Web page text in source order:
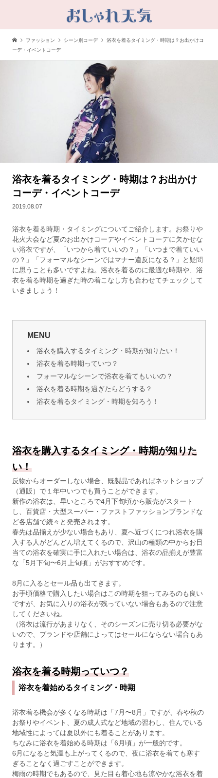
ファッション シーン別コーデ
浴衣を着るタイミング・時期は？お出かけコ
ーデ・イベントコーデ
浴衣を着るタイミング・時期は？お出かけ
コーデ・イベントコーデ
2019.08.07
浴衣を着る時期・タイミングについてご紹介します。お祭りや
花火大会など夏のお出かけコーデやイベントコーデに欠かせな
い浴衣ですが、「いつから着ていいの？」「いつまで着ていい
の？」「フォーマルなシーンではマナー違反になる？」と疑問
に思うことも多いですよね。浴衣を着るのに最適な時期や、浴
衣を着る時期を過ぎた時の着こなし方も合わせてチェックして
いきましょう！
MENU
浴衣を購入するタイミング・時期が知りたい！
浴衣を着る時期っていつ？
フォーマルなシーンで浴衣を着てもいいの？
浴衣を着る時期を過ぎたらどうする？
浴衣を着るタイミング・時期を知ろう！
浴衣を購入するタイミング・時期が知りた
い！
反物からオーダーしない場合、既製品であればネットショップ
（通販）で１年中いつでも買うことができます。
新作の浴衣は、早いところで4月下旬頃から販売がスタート
し、百貨店・大型スーパー・ファストファッションブランドな
ど各店舗で続々と発売されます。
春先は品揃えが少ない場合もあり、夏へ近づくにつれ浴衣を購
入する人がどんどん増えてくるので、沢山の種類の中からお目
当ての浴衣を確実に手に入れたい場合は、浴衣の品揃えが豊富
な「5月下旬〜6月上旬頃」がおすすめです。
8月に入るとセール品も出てきます。
お手頃価格で購入したい場合はこの時期を狙ってみるのも良い
ですが、お気に入りの浴衣が残っていない場合もあるので注意
してくださいね。
（浴衣は流行があまりなく、そのシーズンに売り切る必要がな
いので、ブランドや店舗によってはセールにならない場合もあ
ります。）
浴衣を着る時期っていつ？
浴衣を着始めるタイミング・時期
浴衣着る機会が多くなる時期は「7月〜8月」ですが、春や秋の
お祭りやイベント、夏の成人式など地域の習わし、住んでいる
地域性によっては夏以外にも着ることがあります。
ちなみに浴衣を着始める時期は「6月頃」が一般的です。
6月になると気温も上がってくるので、夜に浴衣を着ても寒す
ぎることなく過ごすことができます。
梅雨の時期でもあるので、見た目も着心地も涼やかな浴衣を着